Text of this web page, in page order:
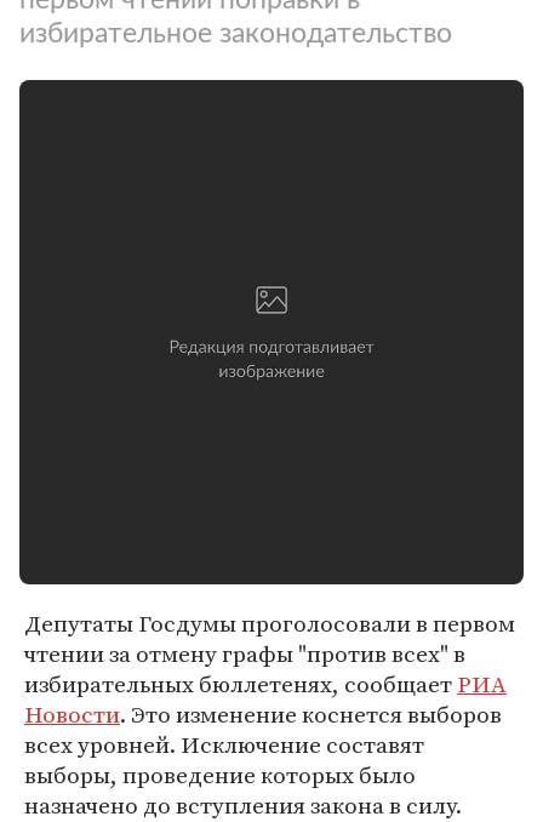
избирательное законодательство
Депутаты Госдумы проголосовали в первом
чтении за отмену графы "против всех" в
избирательных бюллетенях, сообщаетРИА
Новости. Это изменение коснется выборов
всех уровней. Исключение составят
выборы, проведение которых было
назначено до вступления закона в силу.